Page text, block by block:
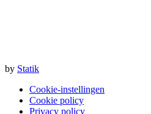
by Statik
Cookie-instellingen
Cookie policy
Privacy policy